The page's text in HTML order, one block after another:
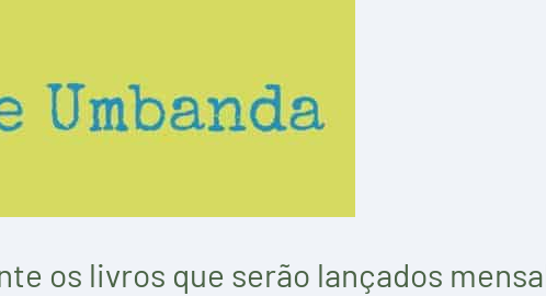
os livros que serão lançados